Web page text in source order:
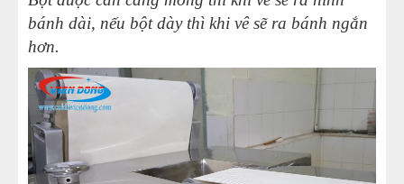
bánh dài, nếu bột dày thì khi vê sẽ ra bánh ngắn
hơn.